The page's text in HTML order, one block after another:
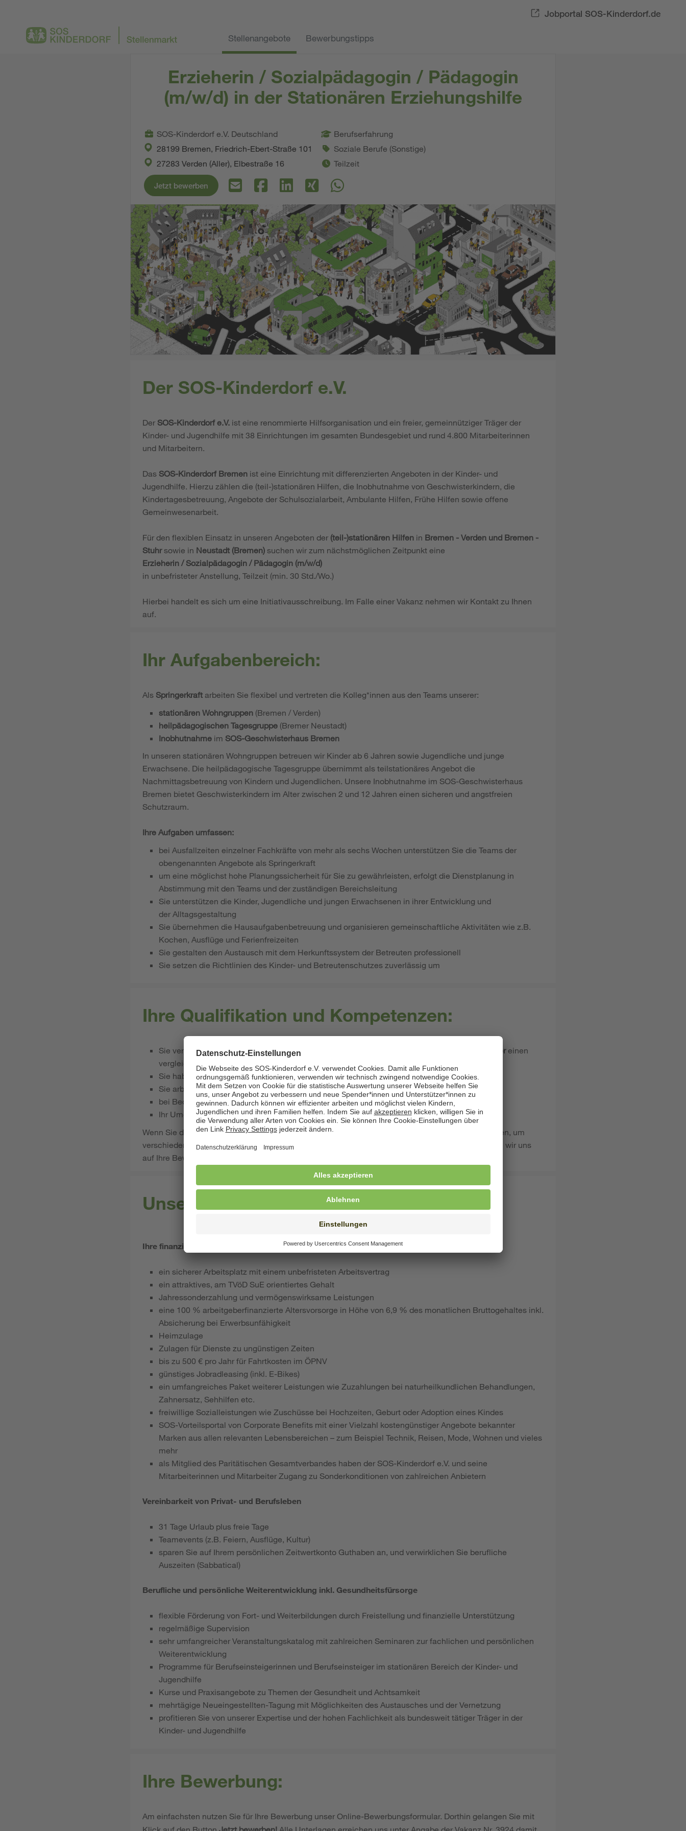
Jobportal SOS-Kinderdorf.de
Stellenangebote Bewerbungstipps
Erzieherin / Sozialpädagogin / Pädagogin
(m/w/d) in der Stationären Erziehungshilfe
SOS-Kinderdorf e.V. Deutschland
28199 Bremen, Friedrich-Ebert-Straße 101
27283 Verden (Aller), Elbestraße 16
Berufserfahrung
Soziale Berufe (Sonstige)
Teilzeit
Jetzt bewerben
Der SOS-Kinderdorf e.V.
Der SOS-Kinderdorf e.V. ist eine renommierte Hilfsorganisation und ein freier, gemeinnütziger Träger der
Kinder- und Jugendhilfe mit 38 Einrichtungen im gesamten Bundesgebiet und rund 4.800 Mitarbeiterinnen
und Mitarbeitern.
Das SOS-Kinderdorf Bremen ist eine Einrichtung mit differenzierten Angeboten in der Kinder- und
Jugendhilfe. Hierzu zählen die (teil-)stationären Hilfen, die Inobhutnahme von Geschwisterkindern, die
Kindertagesbetreuung, Angebote der Schulsozialarbeit, Ambulante Hilfen, Frühe Hilfen sowie offene
Gemeinwesenarbeit.
Für den flexiblen Einsatz in unseren Angeboten der (teil-)stationären Hilfen in Bremen - Verden und Bremen -
Stuhrsowie in Neustadt (Bremen) suchen wir zum nächstmöglichen Zeitpunkt eine
Erzieherin / Sozialpädagogin / Pädagogin (m/w/d)
in unbefristeter Anstellung, Teilzeit (min. 30 Std./Wo.)
Hierbei handelt es sich um eine Initiativausschreibung. Im Falle einer Vakanz nehmen wir Kontakt zu Ihnen
auf.
Ihr Aufgabenbereich:
Als Springerkraft arbeiten Sie flexibel und vertreten die Kolleg*innen aus den Teams unserer:
stationären Wohngruppen (Bremen / Verden)
heilpädagogischen Tagesgruppe (Bremer Neustadt)
Inobhutnahme im SOS-Geschwisterhaus Bremen
In unseren stationären Wohngruppen betreuen wir Kinder ab 6 Jahren sowie Jugendliche und junge
Erwachsene. Die heilpädagogische Tagesgruppe übernimmt als teilstationäres Angebot die
Nachmittagsbetreuung von Kindern und Jugendlichen. Unsere Inobhutnahme im SOS-Geschwisterhaus
Bremen bietet Geschwisterkindern im Alter zwischen 2 und 12 Jahren einen sicheren und angstfreien
Schutzraum.
Ihre Aufgaben umfassen:
bei Ausfallzeiten einzelner Fachkräfte von mehr als sechs Wochen unterstützen Sie die Teams der
obengenannten Angebote als Springerkraft
um eine möglichst hohe Planungssicherheit für Sie zu gewährleisten, erfolgt die Dienstplanung in
Abstimmung mit den Teams und der zuständigen Bereichsleitung
Sie unterstützen die Kinder, Jugendliche und jungen Erwachsenen in ihrer Entwicklung und
der Alltagsgestaltung
Sie übernehmen die Hausaufgabenbetreuung und organisieren gemeinschaftliche Aktivitäten wie z.B.
Kochen, Ausflüge und Ferienfreizeiten
Sie gestalten den Austausch mit dem Herkunftssystem der Betreuten professionell
Sie setzen die Richtlinien des Kinder- und Betreutenschutzes zuverlässig um
Ihre Qualifikation und Kompetenzen:
Sie verfügen über einen Abschluss als Erzieher*in odereinen
vergleichbaren pädagogischen Abschluss
Sie haben Lust auf wechselnde Herausforderungen in den (teil-)stationären Erziehungshilfen
Sie arbeiten gerne eigenverantwortlich und können sich gut in Teams integrieren
bei Bedarf sind Sie zur Schichtarbeit inkl. Nachtbereitschaft bereit
Ihr Umgang mit Nähe und Distanz zu den Betreuten ist professionell
Wenn Sie die flexiblen Einsätze als Springer*in in unbefristeter Anstellung als eine Chance begreifen, um
verschiedene Teams und Betreuungsangebote im
kennenzulernen, freuen wir uns
auf Ihre Bewerbung.
Unsere Leistungen als Arbeitgeber:
Ihre finanziellen Vorteile
ein sicherer Arbeitsplatz mit einem unbefristeten Arbeitsvertrag
ein attraktives, am TVöD SuE orientiertes Gehalt
Jahressonderzahlung und vermögenswirksame Leistungen
eine 100 % arbeitgeberfinanzierte Altersvorsorge in Höhe von 6,9 % des monatlichen Bruttogehaltes inkl.
Absicherung bei Erwerbsunfähigkeit
Heimzulage
Zulagen für Dienste zu ungünstigen Zeiten
bis zu 500 € pro Jahr für Fahrtkosten im ÖPNV
günstiges Jobradleasing (inkl. E-Bikes)
ein umfangreiches Paket weiterer Leistungen wie Zuzahlungen bei naturheilkundlichen Behandlungen,
Zahnersatz, Sehhilfen etc.
freiwillige Sozialleistungen wie Zuschüsse bei Hochzeiten, Geburt oder Adoption eines Kindes
SOS-Vorteilsportal von Corporate Benefits mit einer Vielzahl kostengünstiger Angebote bekannter
Marken aus allen relevanten Lebensbereichen – zum Beispiel Technik, Reisen, Mode, Wohnen und vieles
mehr
als Mitglied des Paritätischen Gesamtverbandes haben der SOS-Kinderdorf e.V. und seine
Mitarbeiterinnen und Mitarbeiter Zugang zu Sonderkonditionen von zahlreichen Anbietern
Vereinbarkeit von Privat- und Berufsleben
31 Tage Urlaub plus freie Tage
Teamevents (z.B. Feiern, Ausflüge, Kultur)
sparen Sie auf Ihrem persönlichen Zeitwertkonto Guthaben an, und verwirklichen Sie berufliche
Auszeiten (Sabbatical)
Berufliche und persönliche Weiterentwicklung inkl. Gesundheitsfürsorge
flexible Förderung von Fort- und Weiterbildungen durch Freistellung und finanzielle Unterstützung
regelmäßige Supervision
sehr umfangreicher Veranstaltungskatalog mit zahlreichen Seminaren zur fachlichen und persönlichen
Weiterentwicklung
Programme für Berufseinsteigerinnen und Berufseinsteiger im stationären Bereich der Kinder- und
Jugendhilfe
Kurse und Praxisangebote zu Themen der Gesundheit und Achtsamkeit
mehrtägige Neueingestellten-Tagung mit Möglichkeiten des Austausches und der Vernetzung
profitieren Sie von unserer Expertise und der hohen Fachlichkeit als bundesweit tätiger Träger in der
Kinder- und Jugendhilfe
Ihre Bewerbung:
Am einfachsten nutzen Sie für Ihre Bewerbung unser Online-Bewerbungsformular. Dorthin gelangen Sie mit
Klick auf den Button Jetzt bewerben! Alle Unterlagen erreichen uns unter Angabe der Vakanz Nr. 3924 damit